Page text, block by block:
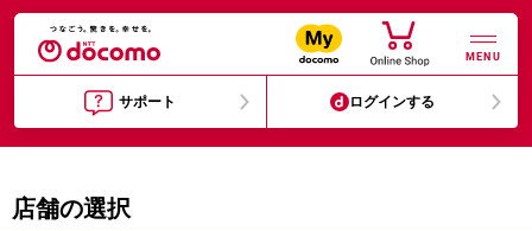
MENU
サポート ログインする
店舗の選択